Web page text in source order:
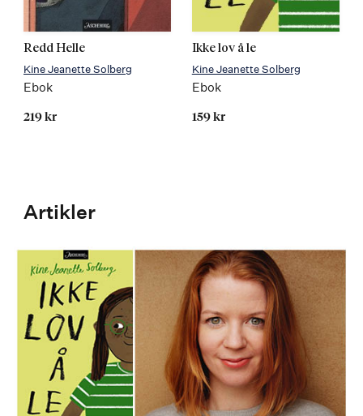
Redd Helle
Kine Jeanette Solberg
Ebok
219 kr
Ikke lov å le
Kine Jeanette Solberg
Ebok
159 kr
Artikler